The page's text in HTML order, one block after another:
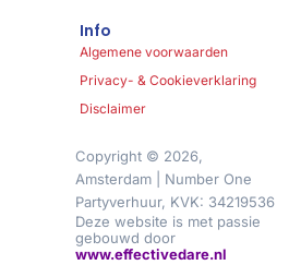
Info
Algemene voorwaarden
Privacy- & Cookieverklaring
Disclaimer
Copyright © 2026,
Amsterdam | Number One
Partyverhuur, KVK: 34219536
Deze website is met passie
gebouwd door
www.effectivedare.nl